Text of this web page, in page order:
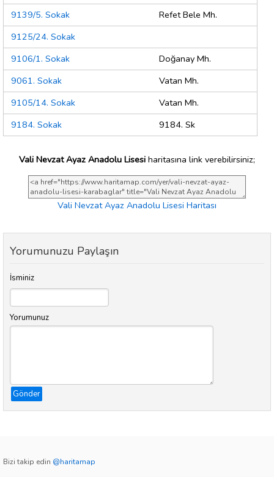
9139/5. Sokak
Refet Bele Mh.
9125/24. Sokak
9106/1. Sokak
Doğanay Mh.
9061. Sokak
Vatan Mh.
9105/14. Sokak
Vatan Mh.
9184. Sokak
9184. Sk
Vali Nevzat Ayaz Anadolu Lisesi haritasına link verebilirsiniz;
Vali Nevzat Ayaz Anadolu Lisesi Haritası
Yorumunuzu Paylaşın
İsminiz
Yorumunuz
Gönder
Bizi takip edin @haritamap